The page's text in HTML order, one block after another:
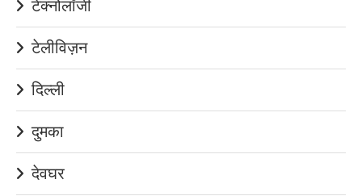
टेक्नोलॉजी
टेलीविज़न
दिल्ली
दुमका
देवघर